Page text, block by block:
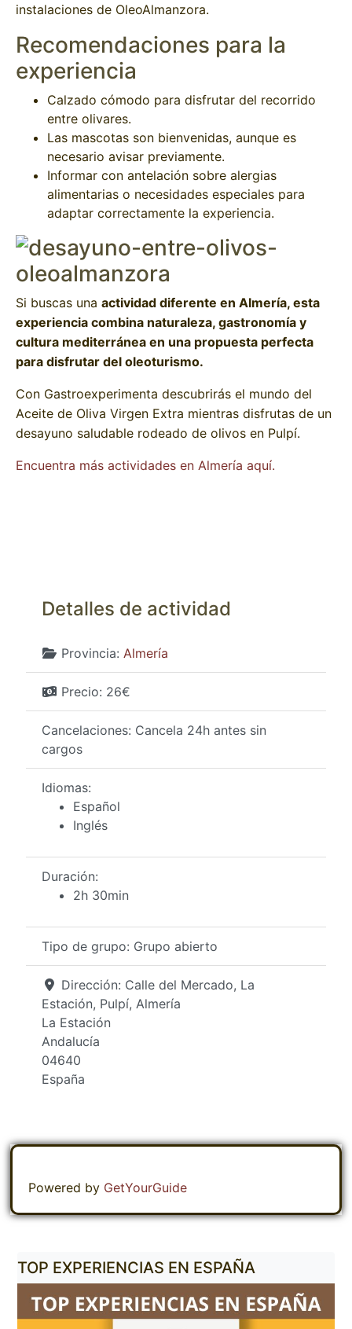
instalaciones de OleoAlmanzora.
Recomendaciones para la
experiencia
Calzado cómodo para disfrutar del recorrido
entre olivares.
Las mascotas son bienvenidas, aunque es
necesario avisar previamente.
Informar con antelación sobre alergias
alimentarias o necesidades especiales para
adaptar correctamente la experiencia.
Si buscas una actividad diferente en Almería, esta
experiencia combina naturaleza, gastronomía y
cultura mediterránea en una propuesta perfecta
para disfrutar del oleoturismo.
Con Gastroexperimenta descubrirás el mundo del
Aceite de Oliva Virgen Extra mientras disfrutas de un
desayuno saludable rodeado de olivos en Pulpí.
Encuentra más actividades en Almería aquí.
Detalles de actividad
Provincia:Almería
Precio: 26€
Cancelaciones: Cancela 24h antes sin
cargos
Idiomas:
Español
Inglés
Duración:
2h 30min
Tipo de grupo: Grupo abierto
Dirección: Calle del Mercado, La
Estación, Pulpí, Almería
La Estación
Andalucía
04640
España
Powered by GetYourGuide
TOP EXPERIENCIAS EN ESPAÑA